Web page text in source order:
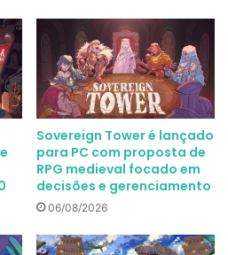
Sovereign Tower é lançado
para PC com proposta de
RPG medieval focado em
decisões e gerenciamento
06/08/2026